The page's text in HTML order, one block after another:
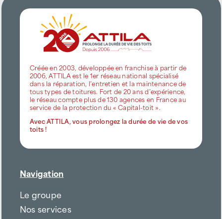
Créée en 2003, développée en franchise à partir de
2006, ATTILA est le 1er réseau national spécialisé
dans la réparation, l’entretien et la maintenance de
tous types de toitures. Fort de 20 ans d’expérience,
le réseau compte plus de 130 agences en France au
service de la protection du « Capital-toit ».
Avec ATTILA, vous prolongez la durée de vie de vos
toits !
Navigation
Le groupe
Nos services